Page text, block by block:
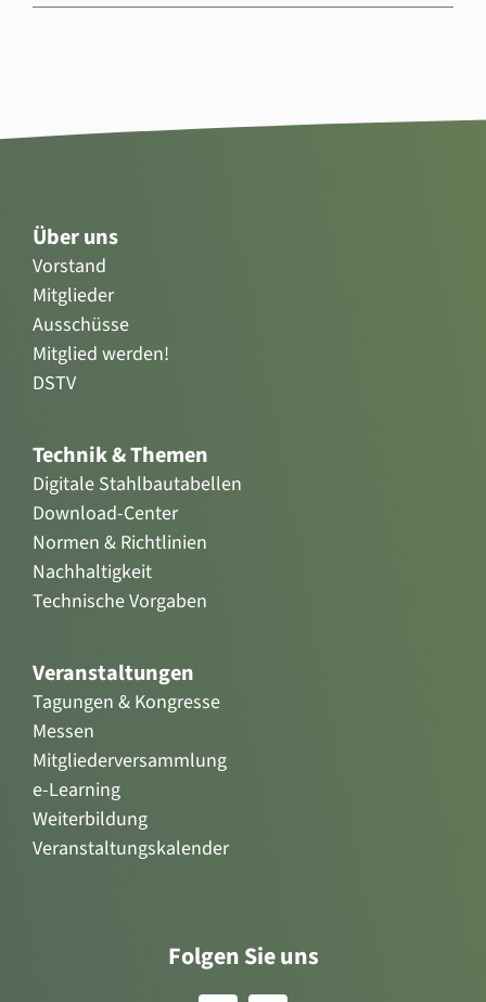
Über uns
Vorstand
Mitglieder
Ausschüsse
Mitglied werden!
DSTV
Technik & Themen
Digitale Stahlbautabellen
Download-Center
Normen & Richtlinien
Nachhaltigkeit
Technische Vorgaben
Veranstaltungen
Tagungen & Kongresse
Messen
Mitgliederversammlung
e-Learning
Weiterbildung
Veranstaltungskalender
Folgen Sie uns